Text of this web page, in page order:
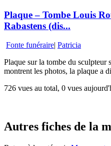
Plaque – Tombe Louis
Rabastens (dis...
Fonte funéraire| Patricia
Plaque sur la tombe du
montrent les photos, la plaque a
726 vues au total, 0 vues
Autres fiches de la